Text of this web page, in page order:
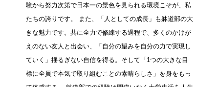
験から努力次第で日本一の景色を見られる環境こそが、私
たちの誇りです。 また、「人としての成長」も躰道部の大
きな魅力です。共に全力で修練する過程で、多くのかけが
えのない友人と出会い、「自分の望みを自分の力で実現し
ていく」揺るぎない自信を得る。そして「1つの大きな目
標に全員で本気で取り組むことの素晴らしさ」を身をもっ